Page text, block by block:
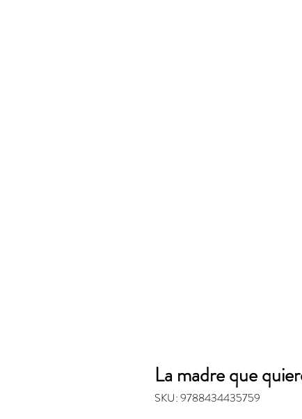
La madre que
SKU: 9788434435759